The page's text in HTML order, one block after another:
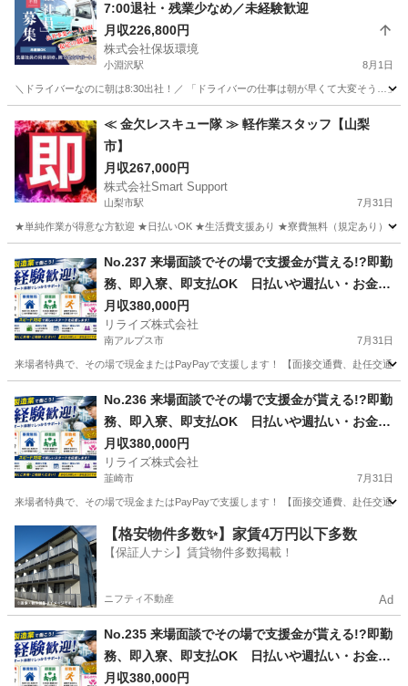
7:00退社・残業少なめ／未経験歓迎
月収226,800円
株式会社保坂環境
小淵沢駅 8月1日
＼ドライバーなのに朝は8:30出社！／ 「ドライバーの仕事は朝が早くて大変そう…」
小淵沢駅
≪ 金欠レスキュー隊 ≫ 軽作業スタッフ【山梨
市】
月収267,000円
株式会社Smart Support
山梨市駅 7月31日
★単純作業が得意な方歓迎 ★日払いOK ★生活費支援あり ★寮費無料（規定あり） ★
その他 単純作業
No.237 来場面談でその場で支援金が貰える!?即勤
務、即入寮、即支払OK 日払いや週払い・お金住
む場所に困ってる方必見の案件です！簡単な電子
部品の製造・加工のお仕事♪
月収380,000円
リライズ株式会社
南アルプス市 7月31日
来場者特典で、その場で現金またはPayPayで支援します！ 【面接交通費、赴任交通
その他
No.236 来場面談でその場で支援金が貰える!?即勤
務、即入寮、即支払OK 日払いや週払い・お金住
む場所に困ってる方必見の案件です！簡単な電子
部品の製造・加工のお仕事♪
月収380,000円
リライズ株式会社
韮崎市 7月31日
来場者特典で、その場で現金またはPayPayで支援します！ 【面接交通費、赴任交通
韮崎市 その他 業務
【格安物件多数✨】家賃4万円以下多数
【保証人ナシ】賃貸物件多数掲載！
ニフティ不動産 Ad
No.235 来場面談でその場で支援金が貰える!?即勤
務、即入寮、即支払OK 日払いや週払い・お金住
む場所に困ってる方必見の案件です！簡単な電子
月収380,000円